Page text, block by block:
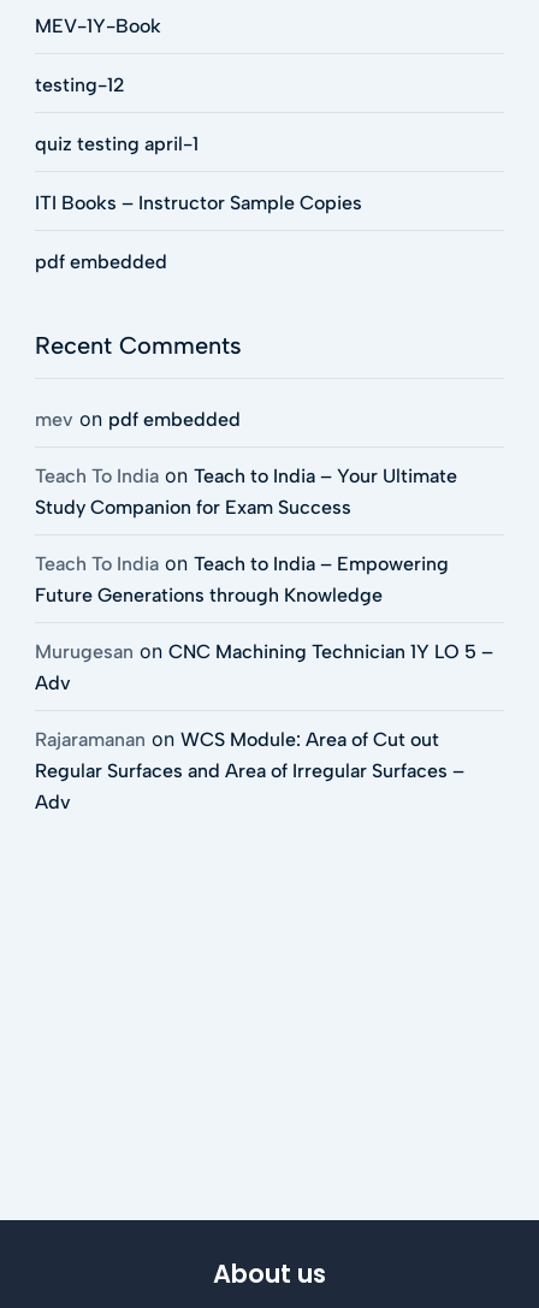
MEV-1Y-Book
testing-12
quiz testing april-1
ITI Books – Instructor Sample Copies
pdf embedded
Recent Comments
mev on pdf embedded
Teach To Indiaon Teach to India – Your Ultimate
Study Companion for Exam Success
Teach To Indiaon Teach to India – Empowering
Future Generations through Knowledge
Murugesan on CNC Machining Technician 1Y LO 5 –
Adv
Rajaramanan on WCS Module: Area of Cut out
Regular Surfaces and Area of Irregular Surfaces –
Adv
About us